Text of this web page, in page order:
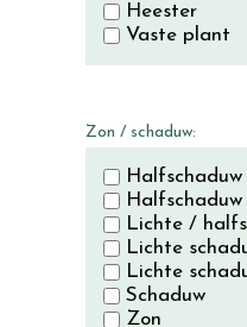
Heester
Vaste plant
Zon / schaduw:
Halfschaduw
Lichte /
Lichte
Lichte
Schaduw
Zon